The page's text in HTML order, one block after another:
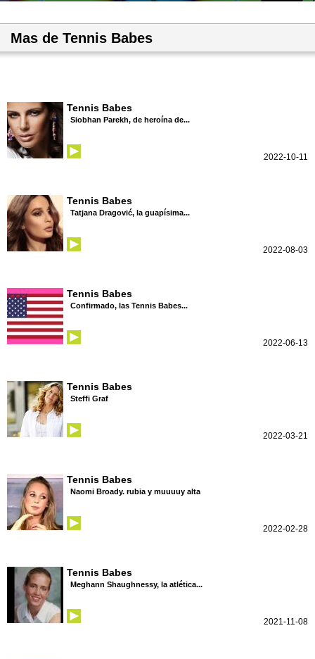
Mas de Tennis Babes
Tennis Babes
Siobhan Parekh, de heroína de...
2022-10-11
Tennis Babes
Tatjana Dragović, la guapísima...
2022-08-03
Tennis Babes
Confirmado, las Tennis Babes...
2022-06-13
Tennis Babes
Steffi Graf
2022-03-21
Tennis Babes
Naomi Broady. rubia y muuuuy alta
2022-02-28
Tennis Babes
Meghann Shaughnessy, la atlética...
2021-11-08